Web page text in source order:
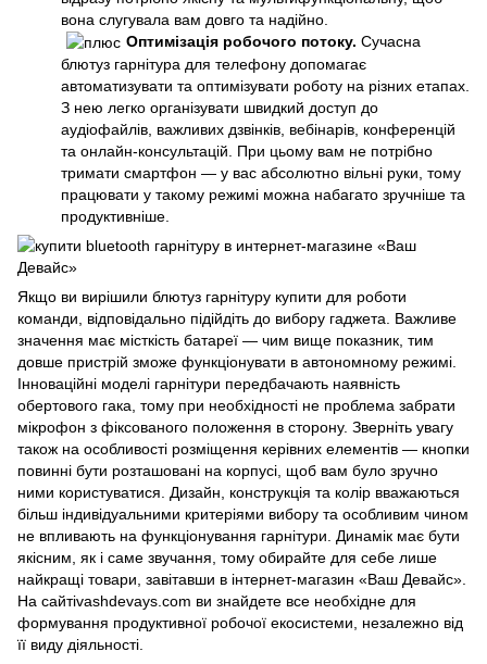
вона слугувала вам довго та надійно.
Оптимізація робочого потоку. Сучасна
блютуз гарнітура для телефону допомагає
автоматизувати та оптимізувати роботу на різних етапах.
З нею легко організувати швидкий доступ до
аудіофайлів, важливих дзвінків, вебінарів, конференцій
та онлайн-консультацій. При цьому вам не потрібно
тримати смартфон — у вас абсолютно вільні руки, тому
працювати у такому режимі можна набагато зручніше та
продуктивніше.
Якщо ви вирішили блютуз гарнітуру купити для роботи
команди, відповідально підійдіть до вибору гаджета. Важливе
значення має місткість батареї — чим вище показник, тим
довше пристрій зможе функціонувати в автономному режимі.
Інноваційні моделі гарнітури передбачають наявність
обертового гака, тому при необхідності не проблема забрати
мікрофон з фіксованого положення в сторону. Зверніть увагу
також на особливості розміщення керівних елементів — кнопки
повинні бути розташовані на корпусі, щоб вам було зручно
ними користуватися. Дизайн, конструкція та колір вважаються
більш індивідуальними критеріями вибору та особливим чином
не впливають на функціонування гарнітури. Динамік має бути
якісним, як і саме звучання, тому обирайте для себе лише
найкращі товари, завітавши в інтернет-магазин «Ваш Девайс».
На сайтіvashdevays.com ви знайдете все необхідне для
формування продуктивної робочої екосистеми, незалежно від
її виду діяльності.